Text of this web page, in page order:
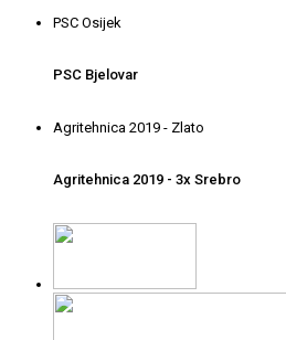
PSC Osijek
PSC Bjelovar
Agritehnica 2019 - Zlato
Agritehnica 2019 - 3x Srebro